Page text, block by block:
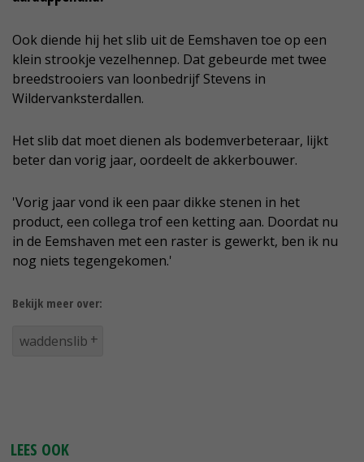
Ook diende hij het slib uit de Eemshaven toe op een
klein strookje vezelhennep. Dat gebeurde met twee
breedstrooiers van loonbedrijf Stevens in
Wildervanksterdallen.
Het slib dat moet dienen als bodemverbeteraar, lijkt
beter dan vorig jaar, oordeelt de akkerbouwer.
'Vorig jaar vond ik een paar dikke stenen in het
product, een collega trof een ketting aan. Doordat nu
in de Eemshaven met een raster is gewerkt, ben ik nu
nog niets tegengekomen.'
Bekijk meer over:
waddenslib
LEES OOK